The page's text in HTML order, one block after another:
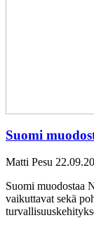
Suomi
Matti Pesu
Suomi muodostaa
vaikuttavat sekä